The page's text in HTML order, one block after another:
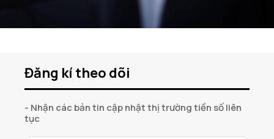
Đăng kí theo dõi
- Nhận các bản tin cập nhật thị trường tiền số liên
tục